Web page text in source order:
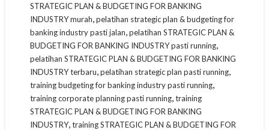
STRATEGIC PLAN & BUDGETING FOR BANKING
INDUSTRY murah pelatihan strategic plan & budgeting for
banking industry pasti jalan pelatihan STRATEGIC PLAN &
BUDGETING FOR BANKING INDUSTRY pasti running,
pelatihan STRATEGIC PLAN & BUDGETING FOR BANKING
INDUSTRY terbaru pelatihan strategic plan pasti running,
training budgeting for banking industry pasti running,
training corporate planning pasti running, training
STRATEGIC PLAN & BUDGETING FOR BANKING
INDUSTRY, training STRATEGIC PLAN & BUDGETING FOR